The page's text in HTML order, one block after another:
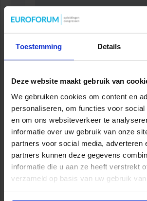
Toestemming Details
Deze website maakt gebruik van
We gebruiken cookies om content en
personaliseren, om functies voor social
en om ons websiteverkeer te
informatie over uw gebruik van onze
partners voor social media, adverteren
partners kunnen deze gegevens
informatie die u aan ze heeft verstrekt
verzameld op basis van uw gebruik
ZORG